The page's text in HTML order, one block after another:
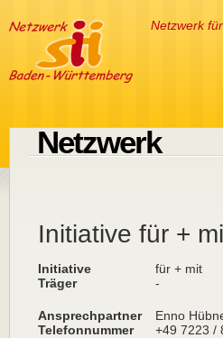
Netzwerk
Netzwerk
Initiative für +
Initiative
für + mit
Träger
-
Ansprechpartner
Enno
Telefonnummer
+49 7223 /